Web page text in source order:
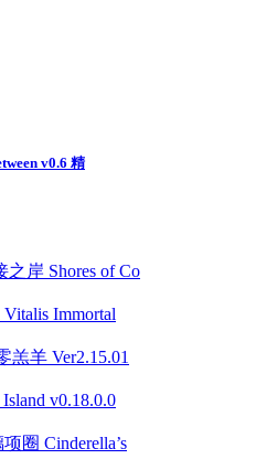
v0.6 精
岸 Shores of Co
Immortal
羊 Ver2.15.01
v0.18.0.0
圈 Cinderella’s